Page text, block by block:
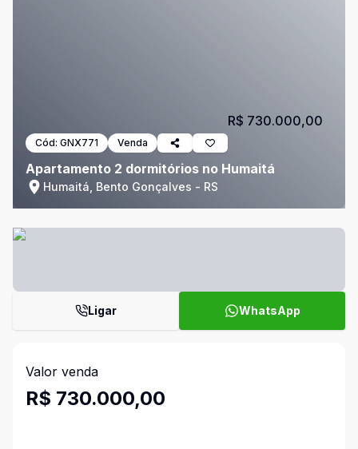
Cód: GNX771 Venda
Apartamento 2 dormitórios no Humaitá
Humaitá, Bento Gonçalves - RS
R$ 730.000,00
Ligar WhatsApp
Valor venda
R$ 730.000,00